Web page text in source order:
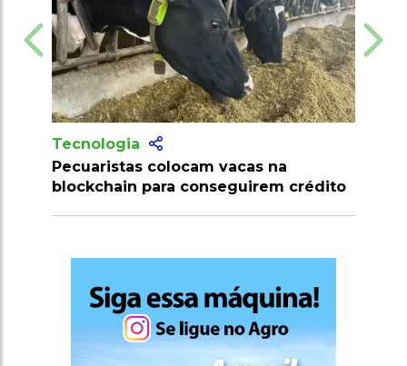
vacas na
crédito
Tecnologia
Produtores recebem mais de 10
milhões de doses de vacinas